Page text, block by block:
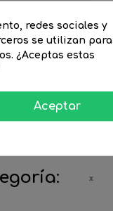
45
vida)
(UE-2019/2015)
redes sociales y
se utilizan para
¿Aceptas estas
Aceptar